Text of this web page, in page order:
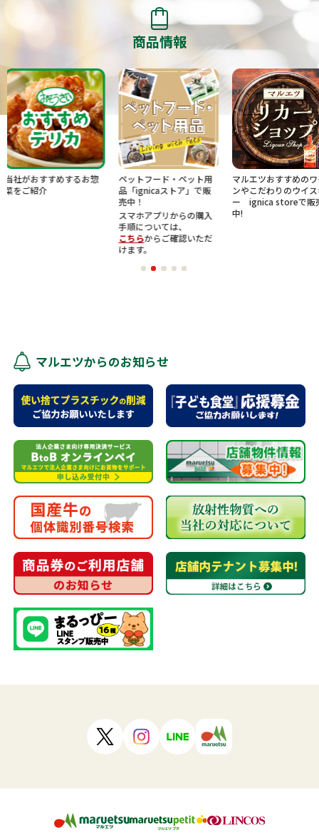
商品情報
するお惣
ペットフード・ペット用
品「ignicaストア」で販
スマホアプリからの購入
手順については、
からご確認いただ
マルエツおすすめのワイ
ンやこだわりのウイスキ
ー ignica storeで販売
中!
ベート
マルエツからのお知らせ